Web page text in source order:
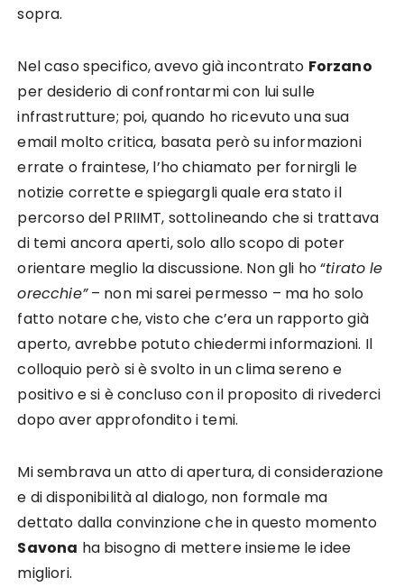
sopra.
Nel caso specifico, avevo già incontrato Forzano
per desiderio di confrontarmi con lui sulle
infrastrutture; poi, quando ho ricevuto una sua
email molto critica, basata però su informazioni
errate o fraintese, l’ho chiamato per fornirgli le
notizie corrette e spiegargli quale era stato il
percorso del PRIIMT, sottolineando che si trattava
di temi ancora aperti, solo allo scopo di poter
orientare meglio la discussione. Non gli ho “tirato le
orecchie”– non mi sarei permesso – ma ho solo
fatto notare che, visto che c’era un rapporto già
aperto, avrebbe potuto chiedermi informazioni. Il
colloquio però si è svolto in un clima sereno e
positivo e si è concluso con il proposito di rivederci
dopo aver approfondito i temi.
Mi sembrava un atto di apertura, di considerazione
e di disponibilità al dialogo, non formale ma
dettato dalla convinzione che in questo momento
Savona ha bisogno di mettere insieme le idee
migliori.